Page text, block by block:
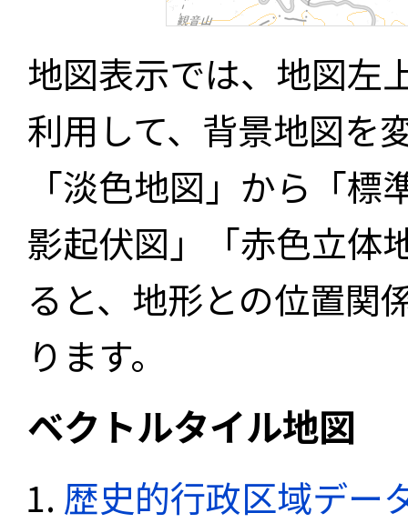
地図表示では、地図左
利用して、背景地図を
「淡色地図」から「
影起伏図」「赤色立体
ると、地形との位置関
ります。
ベクトルタイル地図
歴史的行政区域デー